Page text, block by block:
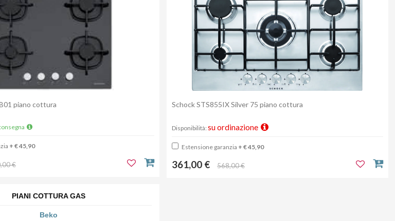
piano cottura
+ € 45,90
€
Schock STS855IX Silver 75 piano cottura
Disponibilità: su ordinazione
Estensione garanzia + € 45,90
361,00 € 568,00 €
PIANI COTTURA GAS
Beko